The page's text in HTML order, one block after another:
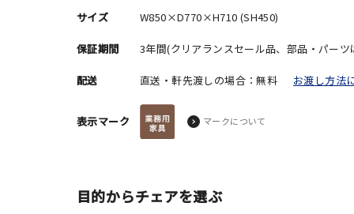
サイズ W850×D770×H710 (SH450)
保証期間 3年間(クリアランスセール品、部品・パーツ
配送 直送・軒先渡しの場合：無料 お渡し方法
表示マーク マークについて
目的からチェアを選ぶ